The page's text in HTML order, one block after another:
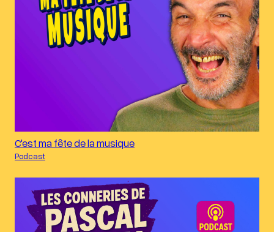
C'est ma fête de la musique
Podcast